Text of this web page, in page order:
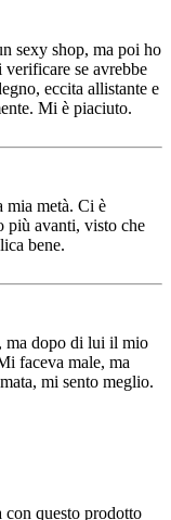
sexy shop, ma poi ho
verificare se avrebbe
eccita allistante e
Mi è piaciuto.
mia metà. Ci è
più avanti, visto che
bene.
ma dopo di lui il mio
faceva male, ma
mi sento meglio.
con questo prodotto